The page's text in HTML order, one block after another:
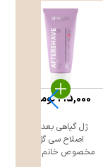
ژل گیاهی بعد از
اصلاح سی گل
مخصوص خانم ه ...
215,000تومان